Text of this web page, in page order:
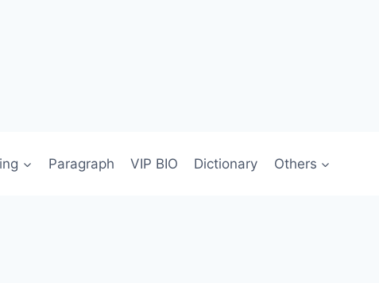
Paragraph VIP BIO Dictionary Others